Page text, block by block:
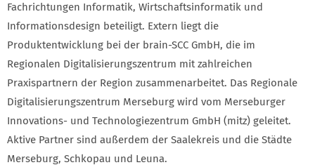
Fachrichtungen Informatik, Wirtschaftsinformatik und
Informationsdesign beteiligt. Extern liegt die
Produktentwicklung bei der brain-SCC GmbH, die im
Regionalen Digitalisierungszentrum mit zahlreichen
Praxispartnern der Region zusammenarbeitet. Das Regionale
Digitalisierungszentrum Merseburg wird vom Merseburger
Innovations- und Technologiezentrum GmbH (mitz) geleitet.
Aktive Partner sind außerdem der Saalekreis und die Städte
Merseburg, Schkopau und Leuna.